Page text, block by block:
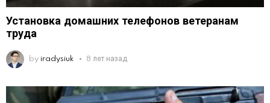
Установка домашних телефонов ветеранам
труда
by iradysiuk 8 лет назад